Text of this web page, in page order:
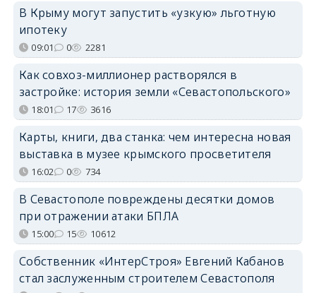
В Крыму могут запустить «узкую» льготную
ипотеку
09:01 0 2281
Как совхоз-миллионер растворялся в
застройке: история земли «Севастопольского»
18:01 17 3616
Карты, книги, два станка: чем интересна новая
выставка в музее крымского просветителя
16:02 0 734
В Севастополе повреждены десятки домов
при отражении атаки БПЛА
15:00 15 10612
Собственник «ИнтерСтроя» Евгений Кабанов
стал заслуженным строителем Севастополя